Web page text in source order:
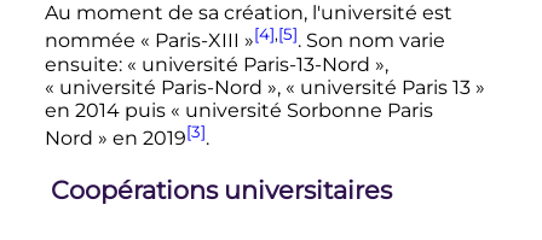
Au moment de sa création, l'université est
nommée « Paris-XIII »[4],[5]. Son nom varie
ensuite: « université Paris-13-Nord »,
« université Paris-Nord », « université Paris 13 »
en 2014 puis « université Sorbonne Paris
Nord » en 2019[3].
Coopérations universitaires